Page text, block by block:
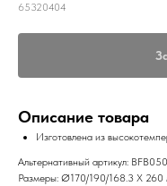
65320404
Описание товара
Изготовлена из
Альтернативный артикул:
Размеры: Ø170/190/168.3 X 260